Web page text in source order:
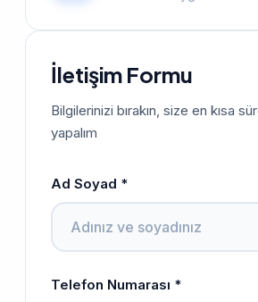
İletişim Formu
Bilgilerinizi bırakın, size en kısa
yapalım
Ad Soyad *
Telefon Numarası *